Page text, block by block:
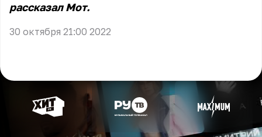
рассказал Мот.
30 октября 21:00 2022